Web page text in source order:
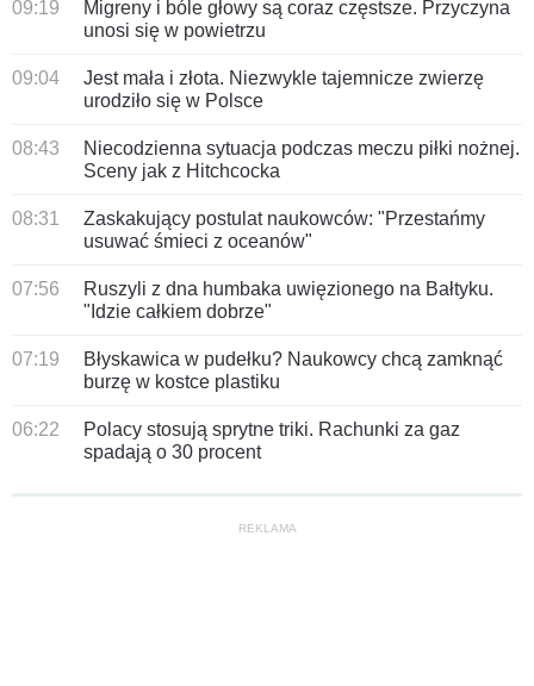
09:19
Migreny i bóle głowy są coraz częstsze. Przyczyna
unosi się w powietrzu
09:04
Jest mała i złota. Niezwykle tajemnicze zwierzę
urodziło się w Polsce
08:43
Niecodzienna sytuacja podczas meczu piłki nożnej.
Sceny jak z Hitchcocka
08:31
Zaskakujący postulat naukowców: "Przestańmy
usuwać śmieci z oceanów"
07:56
Ruszyli z dna humbaka uwięzionego na Bałtyku.
"Idzie całkiem dobrze"
07:19
Błyskawica w pudełku? Naukowcy chcą zamknąć
burzę w kostce plastiku
06:22
Polacy stosują sprytne triki. Rachunki za gaz
spadają o 30 procent
REKLAMA